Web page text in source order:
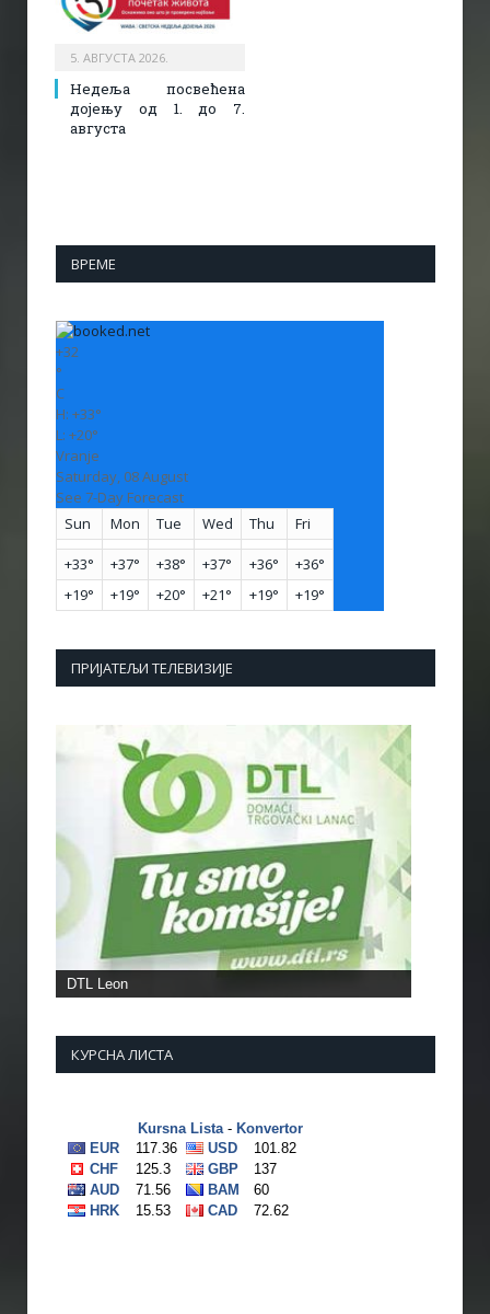
5. АВГУСТА 2026.
Недеља посвећена
дојењу од 1. до 7.
августа
ВРЕМЕ
+32
°
C
H: +33°
L: +20°
Vranje
Saturday, 08 August
See 7-Day Forecast
Sun
Mon Tue Wed Thu Fri
+33° +37° +38° +37° +36° +36°
+19° +19° +20° +21° +19° +19°
ПРИЈАТЕЉИ ТЕЛЕВИЗИЈЕ
КУРСНА ЛИСТА